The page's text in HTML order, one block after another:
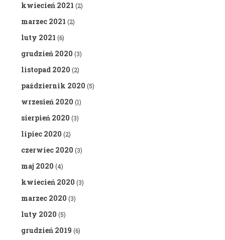
kwiecień 2021 (2)
marzec 2021 (2)
luty 2021 (6)
grudzień 2020 (3)
listopad 2020 (2)
październik 2020 (5)
wrzesień 2020 (1)
sierpień 2020 (3)
lipiec 2020 (2)
czerwiec 2020 (3)
maj 2020 (4)
kwiecień 2020 (3)
marzec 2020 (3)
luty 2020 (5)
grudzień 2019 (6)